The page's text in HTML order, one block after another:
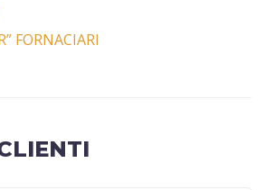
FORNACIARI